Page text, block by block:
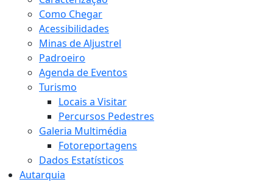
Como Chegar
Acessibilidades
Minas de Aljustrel
Padroeiro
Agenda de Eventos
Turismo
Locais a Visitar
Percursos Pedestres
Galeria Multimédia
Fotoreportagens
Dados Estatísticos
Autarquia